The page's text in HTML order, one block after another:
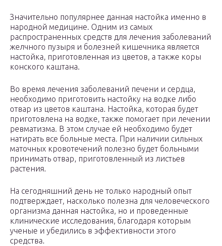
Значительно популярнее данная настойка именно в
народной медицине. Одним из самых
распространенных средств для лечения заболеваний
желчного пузыря и болезней кишечника является
настойка, приготовленная из цветов, а также коры
конского каштана.
Во время лечения заболеваний печени и сердца,
необходимо приготовить настойку на водке либо
отвар из цветов каштана. Настойка, которая будет
приготовлена на водке, также помогает при лечении
ревматизма. В этом случае ей необходимо будет
натирать все больные места. При наличии сильных
маточных кровотечений полезно будет больными
принимать отвар, приготовленный из листьев
растения.
На сегодняшний день не только народный опыт
подтверждает, насколько полезна для человеческого
организма данная настойка, но и проведенные
клинические исследования, благодаря которым
ученые и убедились в эффективности этого
средства.